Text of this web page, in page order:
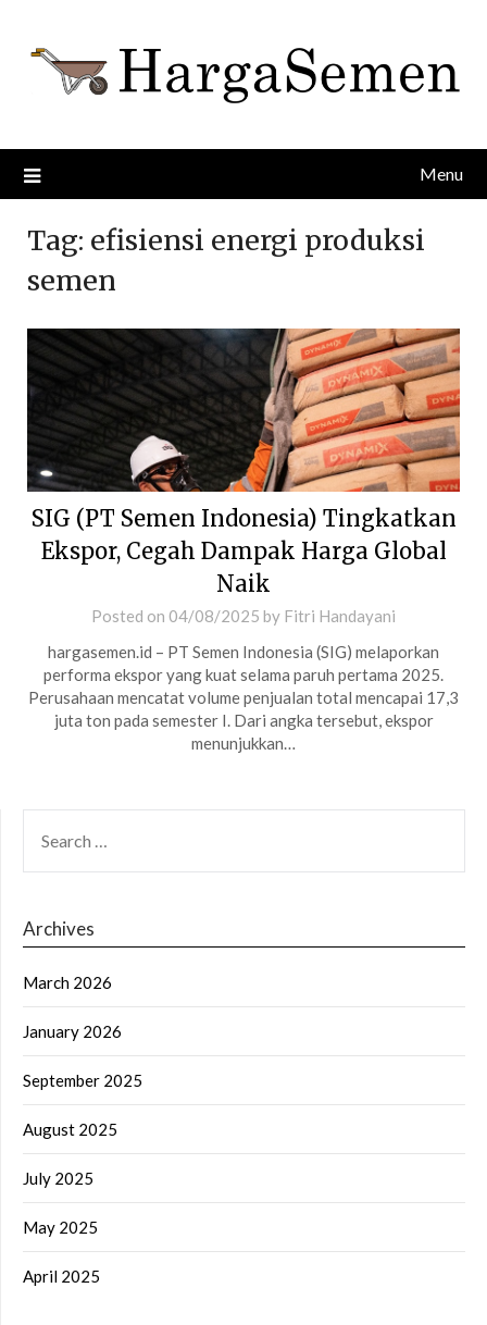
content
Menu
Tag: efisiensi energi produksi
semen
SIG (PT Semen Indonesia) Tingkatkan
Ekspor, Cegah Dampak Harga Global
Naik
Posted on 04/08/2025 by Fitri Handayani
hargasemen.id – PT Semen Indonesia (SIG) melaporkan
performa ekspor yang kuat selama paruh pertama 2025.
Perusahaan mencatat volume penjualan total mencapai 17,3
juta ton pada semester I. Dari angka tersebut, ekspor
menunjukkan…
FOR:
Archives
March 2026
January 2026
September 2025
August 2025
July 2025
May 2025
April 2025